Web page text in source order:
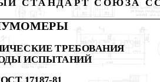
СТАНДАРТ СОЮЗА
ТРЕБОВАНИЯ
ИСПЫТАНИЙ